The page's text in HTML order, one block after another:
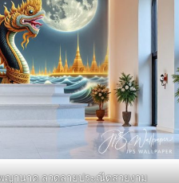
ญานาค ลวดลายประณีตสวยงาม